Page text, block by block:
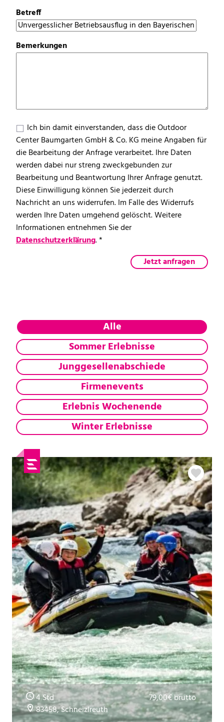
Betreff
Bemerkungen
Ich bin damit einverstanden, dass die Outdoor
Center Baumgarten GmbH & Co. KG meine Angaben für
die Bearbeitung der Anfrage verarbeitet. Ihre Daten
werden dabei nur streng zweckgebunden zur
Bearbeitung und Beantwortung Ihrer Anfrage genutzt.
Diese Einwilligung können Sie jederzeit durch
Nachricht an uns widerrufen. Im Falle des Widerrufs
werden Ihre Daten umgehend gelöscht. Weitere
Informationen entnehmen Sie der
Datenschutzerklärung. *
Alle
Sommer Erlebnisse
Junggesellenabschiede
Firmenevents
Erlebnis Wochenende
Winter Erlebnisse
4 Std
79,00€ brutto
83458, Schneizlreuth